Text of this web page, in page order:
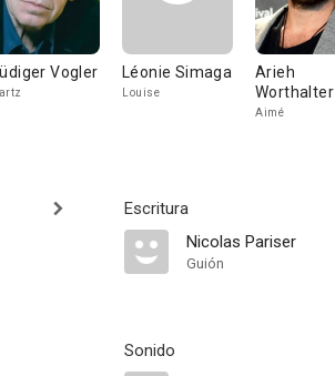
Vogler Léonie Simaga
Louise
Arieh
Worthalter
Aimé
Escritura
Nicolas Pariser
Guión
Sonido